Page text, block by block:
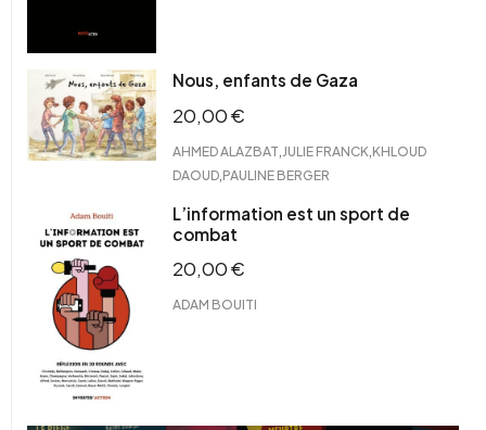
Nous, enfants de Gaza
20,00€
AHMED ALAZBAT JULIE FRANCK KHLOUD
DAOUD PAULINE BERGER
L’information est un sport de
combat
20,00€
ADAM BOUITI